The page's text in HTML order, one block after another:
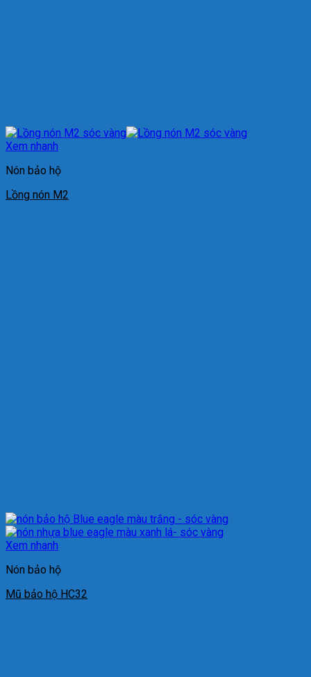
Xem nhanh
Nón bảo hộ
Lồng nón M2
Xem nhanh
Nón bảo hộ
Mũ bảo hộ HC32